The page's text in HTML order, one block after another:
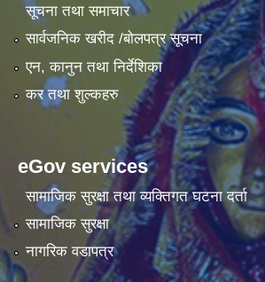
सूचना तथा समाचार
सार्वजनिक खरीद /बोलपत्र सूचना
एन, कानुन तथा निर्देशिका
कर तथा शुल्कहरु
eGov services
सामाजिक सुरक्षा तथा व्यक्तिगत घटना दर्ता
सामाजिक सुरक्षा
नागरिक वडापत्र